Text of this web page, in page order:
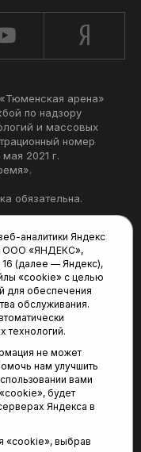
арена»
по надзору
и массовых
номер
2021 г.
обязательна.
28А
аналитики Яндекс
ООО «ЯНДЕКС»,
16 (далее — Яндекс),
«cookie» с целью
для обеспечения
обслуживания.
технологий.
не может
нам улучшить
вами
будет
Яндекса в
«cookie», выбрав